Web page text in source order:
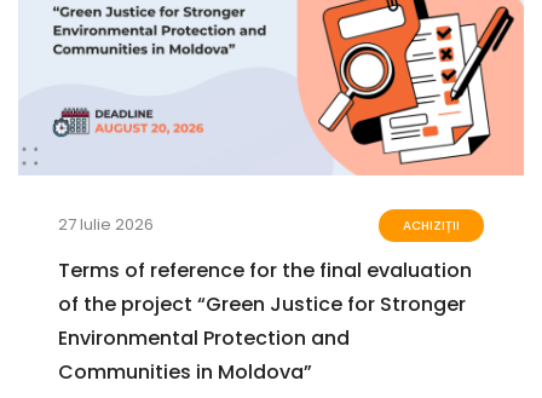
27 Iulie 2026 ACHIZIȚII
Terms of reference for the final evaluation
of the project “Green Justice for Stronger
Environmental Protection and
Communities in Moldova”